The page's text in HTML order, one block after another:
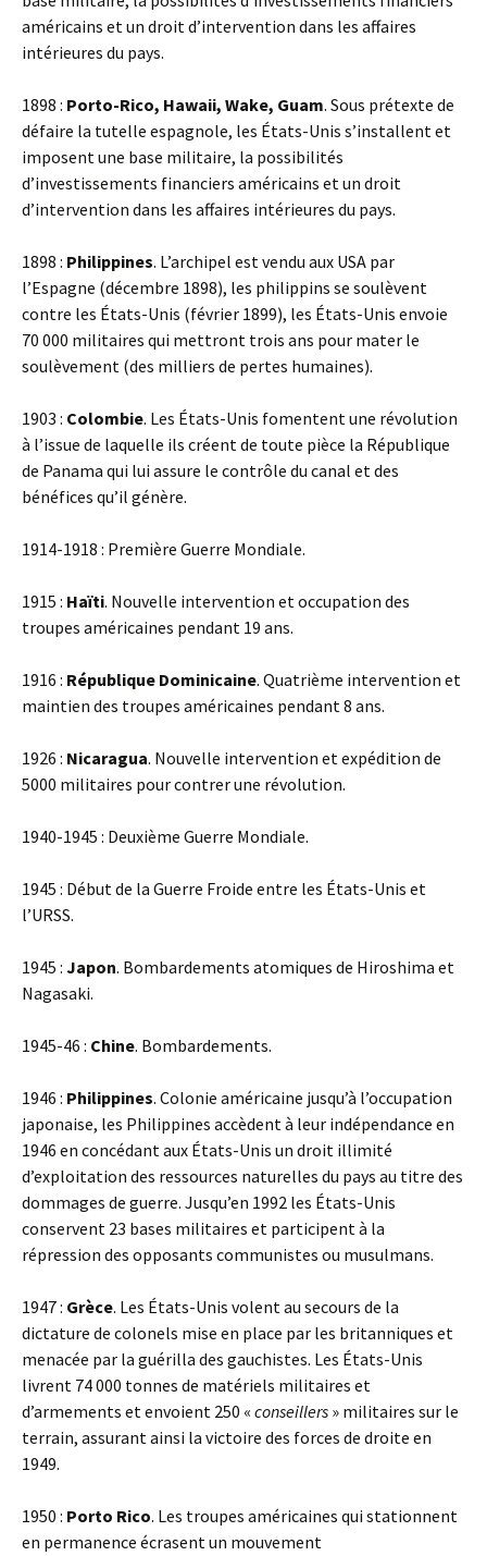
américains et un droit d’intervention dans les affaires
intérieures du pays.
1898 : Porto-Rico, Hawaii, Wake, Guam. Sous prétexte de
défaire la tutelle espagnole, les États-Unis s’installent et
imposent une base militaire, la possibilités
d’investissements financiers américains et un droit
d’intervention dans les affaires intérieures du pays.
1898 : Philippines. L’archipel est vendu aux USA par
l’Espagne (décembre 1898), les philippins se soulèvent
contre les États-Unis (février 1899), les États-Unis envoie
70 000 militaires qui mettront trois ans pour mater le
soulèvement (des milliers de pertes humaines).
1903 : Colombie. Les États-Unis fomentent une révolution
à l’issue de laquelle ils créent de toute pièce la République
de Panama qui lui assure le contrôle du canal et des
bénéfices qu’il génère.
1914-1918 : Première Guerre Mondiale.
1915 : Haïti. Nouvelle intervention et occupation des
troupes américaines pendant 19 ans.
1916 : République Dominicaine. Quatrième intervention et
maintien des troupes américaines pendant 8 ans.
1926 : Nicaragua. Nouvelle intervention et expédition de
5000 militaires pour contrer une révolution.
1940-1945 : Deuxième Guerre Mondiale.
1945 : Début de la Guerre Froide entre les États-Unis et
l’URSS.
1945 : Japon. Bombardements atomiques de Hiroshima et
Nagasaki.
1945-46 : Chine. Bombardements.
1946 : Philippines. Colonie américaine jusqu’à l’occupation
japonaise, les Philippines accèdent à leur indépendance en
1946 en concédant aux États-Unis un droit illimité
d’exploitation des ressources naturelles du pays au titre des
dommages de guerre. Jusqu’en 1992 les États-Unis
conservent 23 bases militaires et participent à la
répression des opposants communistes ou musulmans.
1947 : Grèce. Les États-Unis volent au secours de la
dictature de colonels mise en place par les britanniques et
menacée par la guérilla des gauchistes. Les États-Unis
livrent 74 000 tonnes de matériels militaires et
d’armements et envoient 250 « conseillers » militaires sur le
terrain, assurant ainsi la victoire des forces de droite en
1949.
1950 : Porto Rico. Les troupes américaines qui stationnent
en permanence écrasent un mouvement